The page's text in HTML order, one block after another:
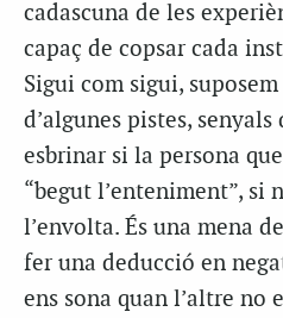
cadascuna de les
capaç de copsar cada
Sigui com sigui,
d’algunes pistes, senyals
esbrinar si la persona
“begut l’enteniment”, si
l’envolta. És una mena
fer una deducció en
ens sona quan l’altre no